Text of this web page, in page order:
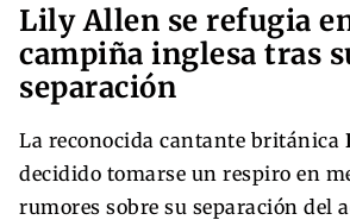
Lily Allen se refugia
campiña inglesa tras
separación
La reconocida cantante británica
decidido tomarse un respiro en
rumores sobre su separación del